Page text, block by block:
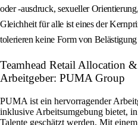
oder -ausdruck, sexueller
Gleichheit für alle ist eines der
tolerieren keine Form von
Teamhead Retail Allocation
Arbeitgeber: PUMA Group
PUMA ist ein hervorragender
inklusive Arbeitsumgebung bietet,
Talente geschätzt werden. Mit